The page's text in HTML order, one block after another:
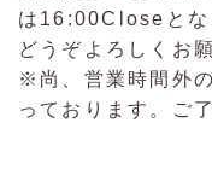
は16:00Closeとな
どうぞよろしくお
※尚、営業時間外
っております。ご